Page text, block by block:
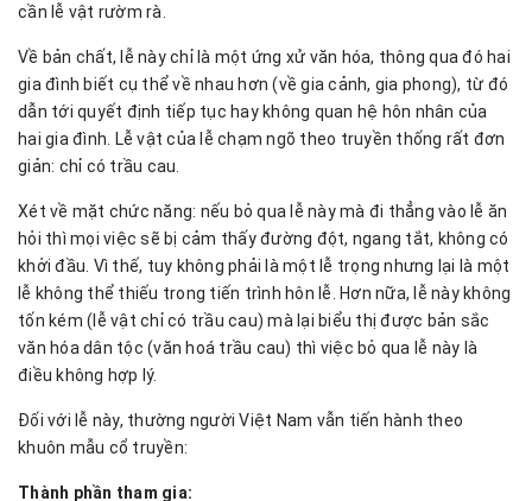
cần lễ vật rườm rà.
Về bản chất, lễ này chỉ là một ứng xử văn hóa, thông qua đó hai
gia đình biết cụ thể về nhau hơn (về gia cảnh, gia phong), từ đó
dẫn tới quyết định tiếp tục hay không quan hệ hôn nhân của
hai gia đình. Lễ vật của lễ chạm ngõ theo truyền thống rất đơn
giản: chỉ có trầu cau.
Xét về mặt chức năng: nếu bỏ qua lễ này mà đi thẳng vào lễ ăn
hỏi thì mọi việc sẽ bị cảm thấy đường đột, ngang tắt, không có
khởi đầu. Vì thế, tuy không phải là một lễ trọng nhưng lại là một
lễ không thể thiếu trong tiến trình hôn lễ. Hơn nữa, lễ này không
tốn kém (lễ vật chỉ có trầu cau) mà lại biểu thị được bản sắc
văn hóa dân tộc (văn hoá trầu cau) thì việc bỏ qua lễ này là
điều không hợp lý.
Đối với lễ này, thường người Việt Nam vẫn tiến hành theo
khuôn mẫu cổ truyền:
Thành phần tham gia: